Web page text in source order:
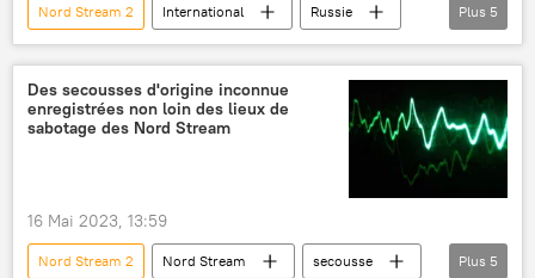
Nord Stream 2 International
Russie
Seymour Hersh
États-Unis
Sabotage des gazoducs Nord Stream
Nord Stream
Les États-Unis vs le projet de gazoduc Nord Stream 2 (2018)
Plus 5
Des secousses d'origine inconnue
enregistrées non loin des lieux de
sabotage des Nord Stream
16 Mai 2023, 13:59
Nord Stream 2 Nord Stream
secousse
Plus 5